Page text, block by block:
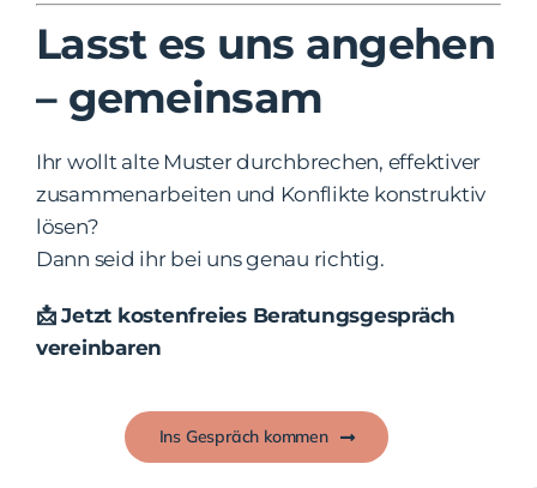
Lasst es uns angehen
– gemeinsam
Ihr wollt alte Muster durchbrechen, effektiver
zusammenarbeiten und Konflikte konstruktiv
lösen?
Dann seid ihr bei uns genau richtig.
📩 Jetzt kostenfreies Beratungsgespräch
vereinbaren
Ins Gespräch kommen